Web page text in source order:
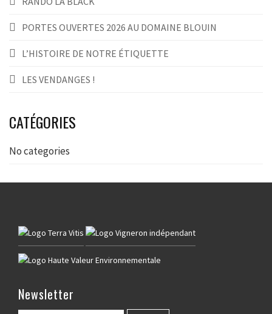
PORTES OUVERTES 2026 AU DOMAINE BLOUIN
L’HISTOIRE DE NOTRE ÉTIQUETTE
LES VENDANGES !
CATÉGORIES
No categories
Newsletter